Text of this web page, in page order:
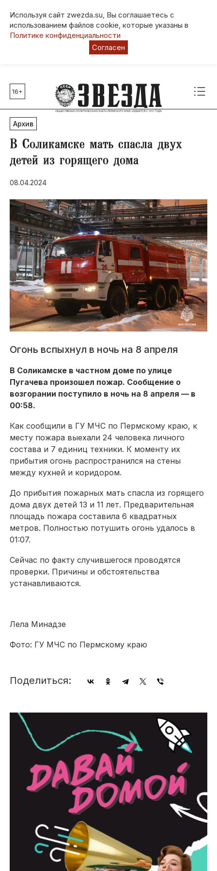
Используя сайт zwezda.su, Вы соглашаетесь с
использованием файлов cookie, которые указаны в
Политике конфиденциальности
Согласен
Главные темы
80 лет Победы
Молодежная столица РФ
СВО
Выборы в Пермском крае
Социальная поддержка
Инфраструктура
Благоустройство
16+
Архив
В Соликамске мать спасла двух
детей из горящего дома
08.04.2024
Огонь вспыхнул в ночь на 8 апреля
В Соликамске в частном доме по улице
Пугачева произошел пожар. Сообщение о
возгорании поступило в ночь на 8 апреля — в
00:58.
Как сообщили в ГУ МЧС по Пермскому краю, к
месту пожара выехали 24 человека личного
состава и 7 единиц техники. К моменту их
прибытия огонь распространился на стены
между кухней и коридором.
До прибытия пожарных мать спасла из горящего
дома двух детей 13 и 11 лет. Предварительная
площадь пожара составила 6 квадратных
метров. Полностью потушить огонь удалось в
01:07.
Сейчас по факту случившегося проводятся
проверки. Причины и обстоятельства
устанавливаются.
Лела Минадзе
Фото: ГУ МЧС по Пермскому краю
Поделиться: